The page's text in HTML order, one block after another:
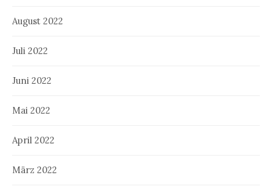
August 2022
Juli 2022
Juni 2022
Mai 2022
April 2022
März 2022